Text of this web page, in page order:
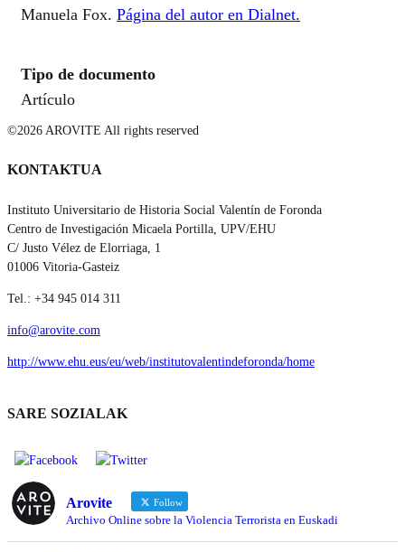
Manuela Fox. Página del autor en Dialnet.
Tipo de documento
Artículo
©2026 AROVITE All rights reserved
KONTAKTUA
Instituto Universitario de Historia Social Valentín de Foronda
Centro de Investigación Micaela Portilla, UPV/EHU
C/ Justo Vélez de Elorriaga, 1
01006 Vitoria-Gasteiz
Tel.: +34 945 014 311
info@arovite.com
http://www.ehu.eus/eu/web/institutovalentindeforonda/home
SARE SOZIALAK
Arovite Follow
Archivo Online sobre la Violencia Terrorista en Euskadi